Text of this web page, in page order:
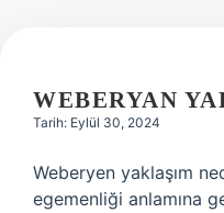
WEBERYAN
Tarih: Eylül 30, 2024
Weberyen yaklaşım
egemenliği anlamına